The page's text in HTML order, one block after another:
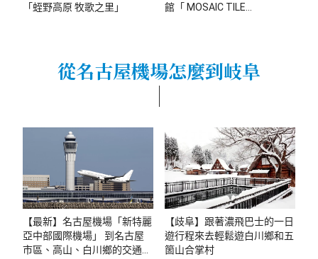
「蛭野高原 牧歌之里」
館「 MOSAIC TILE
從名古屋機場怎麼到岐阜
【最新】名古屋機場「新特麗
亞中部國際機場」 到名古屋
市區、高山、白川鄉的交通方
【歧阜】跟著濃飛巴士的一日
遊行程來去輕鬆遊白川鄉和五
箇山合掌村